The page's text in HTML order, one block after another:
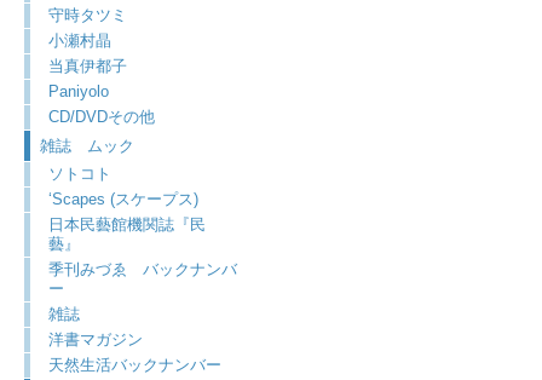
守時タツミ
小瀬村晶
当真伊都子
Paniyolo
CD/DVDその他
雑誌 ムック
ソトコト
‘Scapes (スケープス)
日本民藝館機関誌『民
藝』
季刊みづゑ バックナンバ
ー
雑誌
洋書マガジン
天然生活バックナンバー